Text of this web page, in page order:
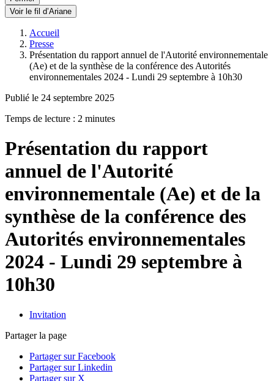
Voir le fil d’Ariane
Accueil
Presse
Présentation du rapport annuel de l'Autorité environnementale
(Ae) et de la synthèse de la conférence des Autorités
environnementales 2024 - Lundi 29 septembre à 10h30
Publié le 24 septembre 2025
Temps de lecture : 2 minutes
Présentation du rapport
annuel de l'Autorité
environnementale (Ae) et de la
synthèse de la conférence des
Autorités environnementales
2024 - Lundi 29 septembre à
10h30
Invitation
Partager la page
Partager sur Facebook
Partager sur Linkedin
Partager sur X